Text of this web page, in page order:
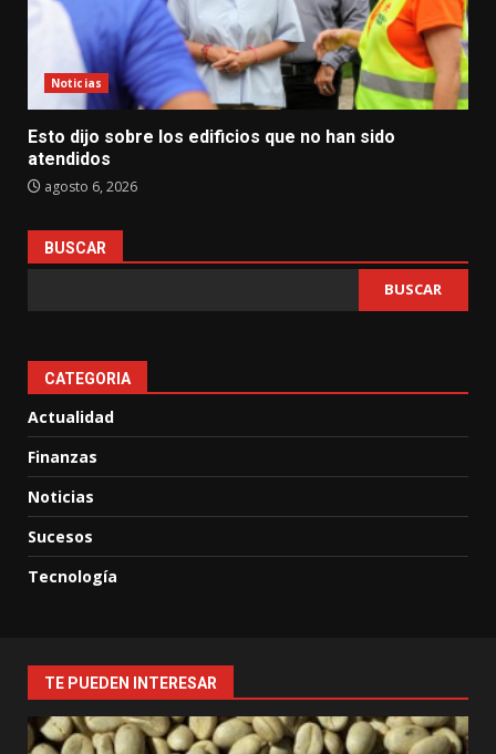
Noticias
Esto dijo sobre los edificios que no han sido
atendidos
agosto 6, 2026
BUSCAR
BUSCAR
CATEGORIA
Actualidad
Finanzas
Noticias
Sucesos
Tecnología
TE PUEDEN INTERESAR